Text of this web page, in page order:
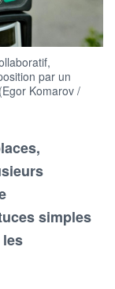
par un
Komarov /
simples